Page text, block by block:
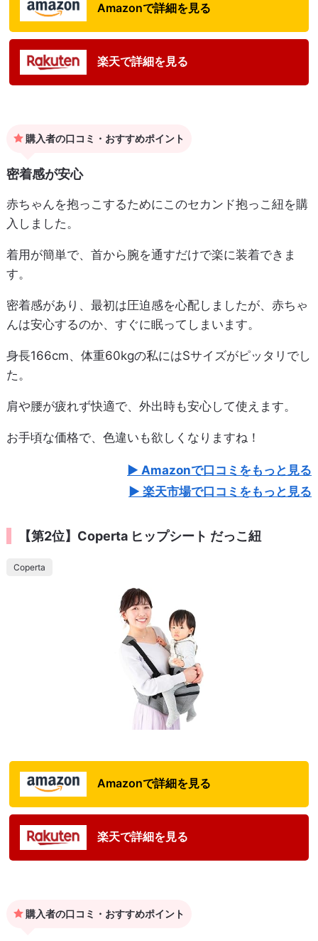
Amazonで詳細を見る
楽天で詳細を見る
購入者の口コミ・おすすめポイント
密着感が安心
赤ちゃんを抱っこするためにこのセカンド抱っこ紐を購
入しました。
着用が簡単で、首から腕を通すだけで楽に装着できま
す。
密着感があり、最初は圧迫感を心配しましたが、赤ちゃ
んは安心するのか、すぐに眠ってしまいます。
身長166cm、体重60kgの私にはSサイズがピッタリでし
た。
肩や腰が疲れず快適で、外出時も安心して使えます。
お手頃な価格で、色違いも欲しくなりますね！
Amazonで口コミをもっと見る
楽天市場で口コミをもっと見る
【第2位】Coperta ヒップシート だっこ紐
Coperta
Amazonで詳細を見る
楽天で詳細を見る
購入者の口コミ・おすすめポイント